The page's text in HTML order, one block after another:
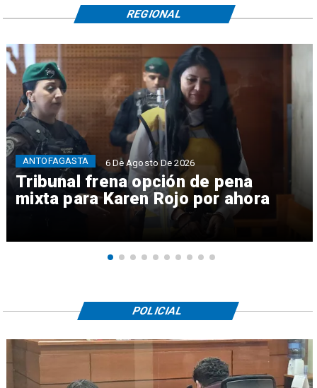
Tribunal frena opción de pena
mixta para Karen Rojo por ahora
ANTOFAGASTA 6 De Agosto De 2026
REGIONAL
POLICIAL